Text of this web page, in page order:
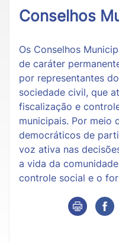
Conselhos
Os Conselhos
de caráter
por representantes
sociedade civil, que
fiscalização e
municipais. Por meio
democráticos de
voz ativa nas
a vida da
controle social e o